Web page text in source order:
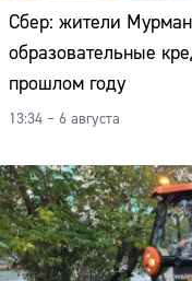
Сбер: жители
образовательные
прошлом году
13:34 – 6 августа